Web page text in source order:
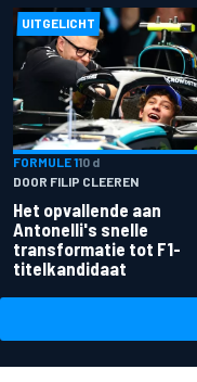
UITGELICHT
FORMULE 110 d
DOOR FILIP CLEEREN
Het opvallende aan
Antonelli's snelle
transformatie tot F1-
titelkandidaat